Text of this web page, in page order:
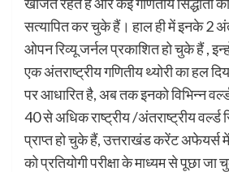
सत्यापित कर चुके हैं। हाल ही में इनके 2
ओपन रिव्यू जर्नल प्रकाशित हो चुके हैं ,
एक अंतराष्ट्रीय गणितीय थ्योरी का हल
पर आधारित है, अब तक इनको विभिन्न
40 से अधिक राष्ट्रीय /अंतराष्ट्रीय वर्ल्ड
प्राप्त हो चुके हैं, उत्तराखंड करेंट अफेयर्स
को प्रतियोगी परीक्षा के माध्यम से पूछा जा